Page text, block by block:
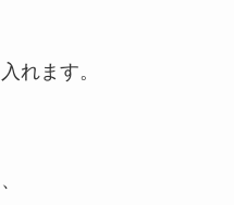
れます。